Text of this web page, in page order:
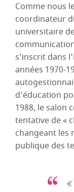
Comme nous
coordinateur
universitaire
s’inscrit dans
années 1970-
d’éducation
1988, le salon
tentative de «
changeant les
publique des